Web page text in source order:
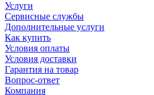
Услуги
Сервисные службы
Дополнительные услуги
Как купить
Условия оплаты
Условия доставки
Гарантия на товар
Вопрос-ответ
Компания